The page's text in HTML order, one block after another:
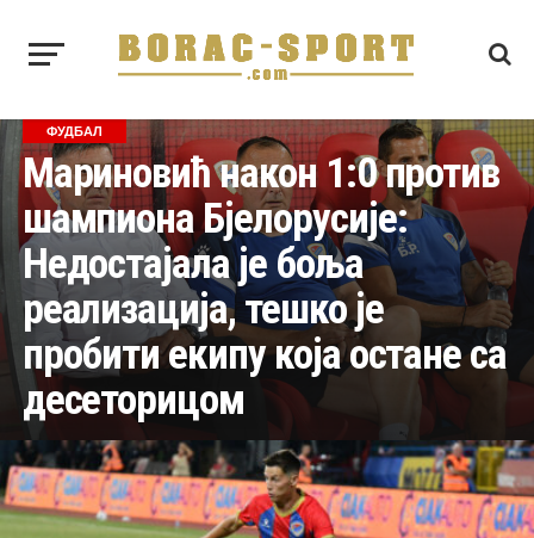
ФУДБАЛ
Мариновић након 1:0 против
шампиона Бјелорусије:
Недостајала је боља
реализација, тешко је
пробити екипу која остане са
десеторицом